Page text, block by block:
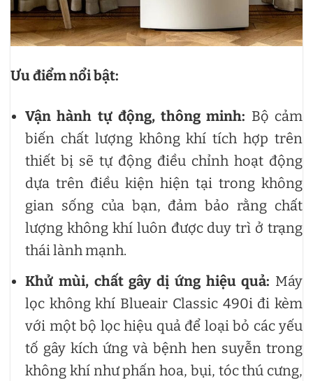
Ưu điểm nổi bật:
Vận hành tự động, thông minh: Bộ cảm
biến chất lượng không khí tích hợp trên
thiết bị sẽ tự động điều chỉnh hoạt động
dựa trên điều kiện hiện tại trong không
gian sống của bạn, đảm bảo rằng chất
lượng không khí luôn được duy trì ở trạng
thái lành mạnh.
Khử mùi, chất gây dị ứng hiệu quả: Máy
lọc không khí Blueair Classic 490i đi kèm
với một bộ lọc hiệu quả để loại bỏ các yếu
tố gây kích ứng và bệnh hen suyễn trong
không khí như phấn hoa, bụi, tóc thú cưng,